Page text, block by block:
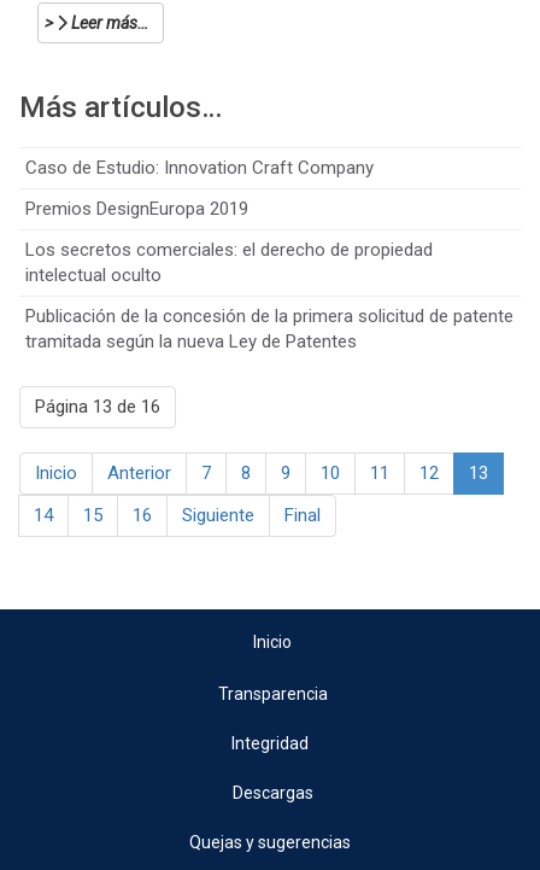
Leer más…
Más artículos…
Caso de Estudio: Innovation Craft Company
Premios DesignEuropa 2019
Los secretos comerciales: el derecho de propiedad
intelectual oculto
Publicación de la concesión de la primera solicitud de patente
tramitada según la nueva Ley de Patentes
Página 13 de 16
Inicio Anterior 7 8 9 10 11 12
13
14
15 16 Siguiente Final
Inicio
Transparencia
Integridad
Descargas
Quejas y sugerencias